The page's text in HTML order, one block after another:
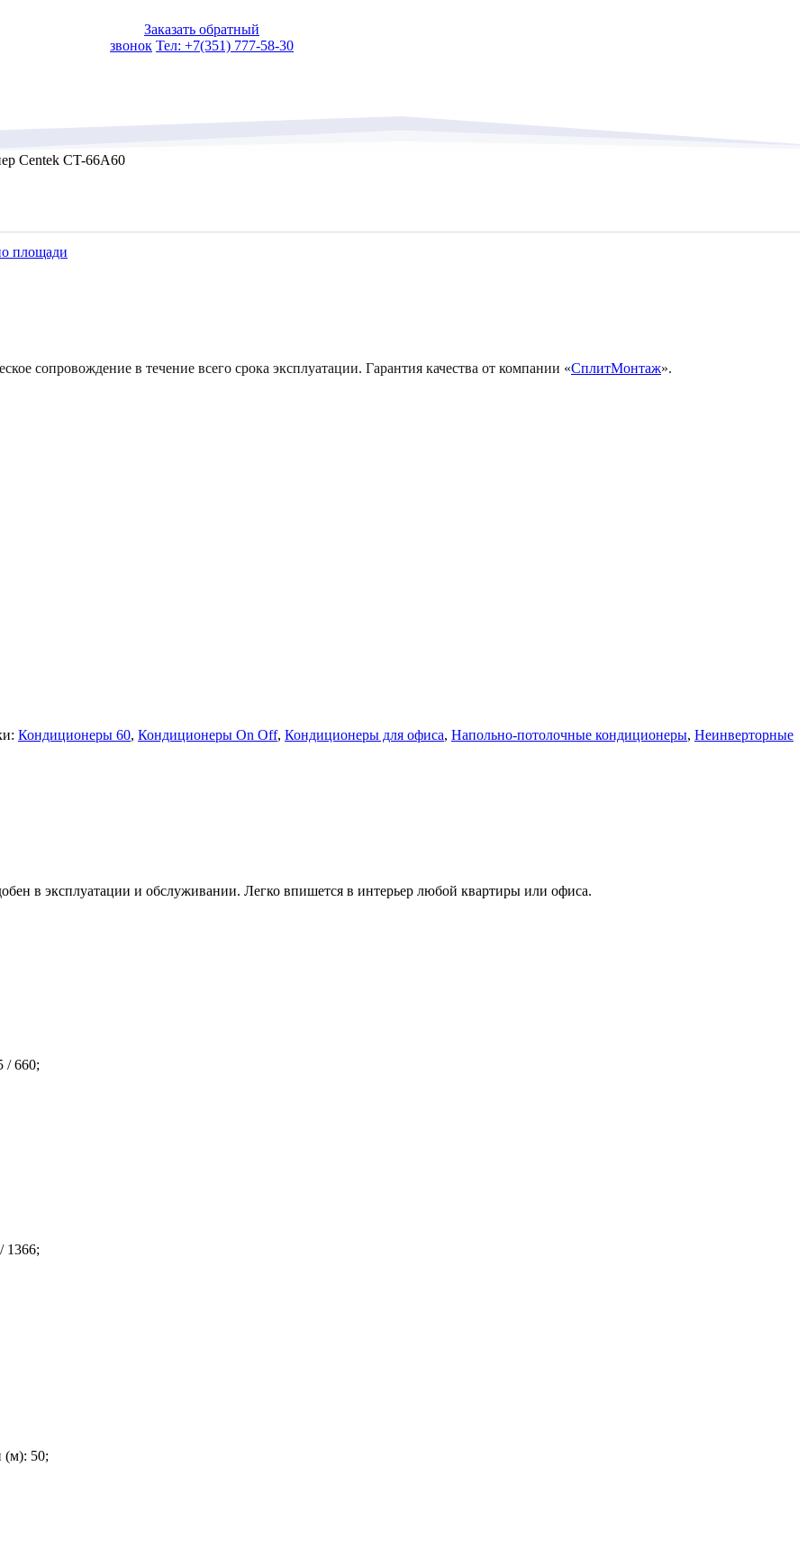
Заказать обратный
звонок Тел: +7(351) 777-58-30
площади
Centek CT-66A60
сопровождение в течение всего срока эксплуатации. Гарантия качества от компании «СплитМонтаж».
Кондиционеры 60, Кондиционеры On Off, Кондиционеры для офиса, Напольно-потолочные кондиционеры, Неинверторные
в эксплуатации и обслуживании. Легко впишется в интерьер любой квартиры или офиса.
/ 660;
1366;
(м): 50;